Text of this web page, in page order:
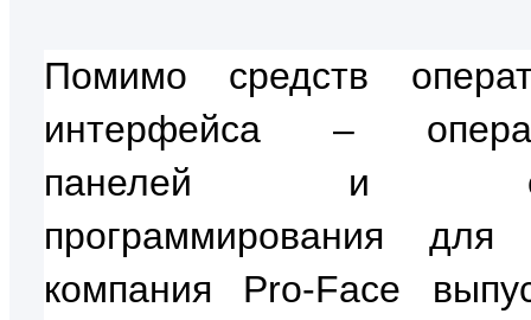
Помимо средств
интерфейса –
панелей и
программирования
компания Pro-Face